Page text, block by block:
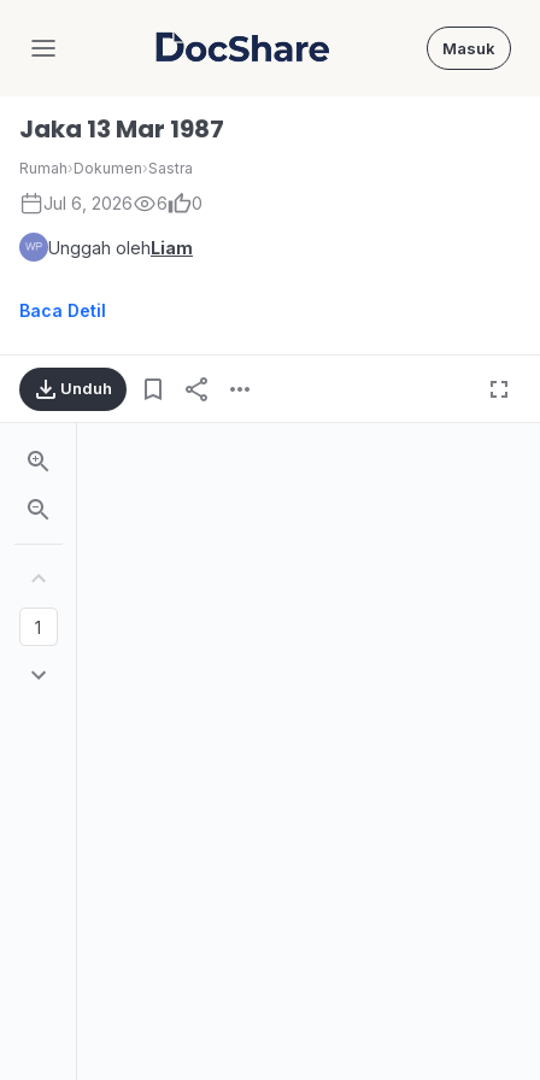
DocShare Masuk
Jaka 13 Mar 1987
Rumah›Dokumen›Sastra
Jul 6, 2026 6 0
Unggah olehLiam
Baca Detil
Unduh